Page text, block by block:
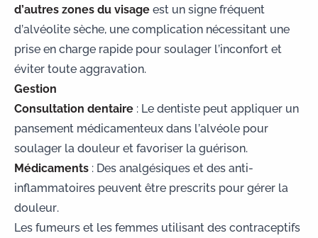
d’autres zones du visageest un signe fréquent
d’alvéolite sèche, une complication nécessitant une
prise en charge rapide pour soulager l’inconfort et
éviter toute aggravation.
Gestion
Consultation dentaire : Le dentiste peut appliquer un
pansement médicamenteux dans l’alvéole pour
soulager la douleur et favoriser la guérison.
Médicaments : Des analgésiques et des anti-
inflammatoires peuvent être prescrits pour gérer la
douleur.
Les fumeurs et les femmes utilisant des contraceptifs